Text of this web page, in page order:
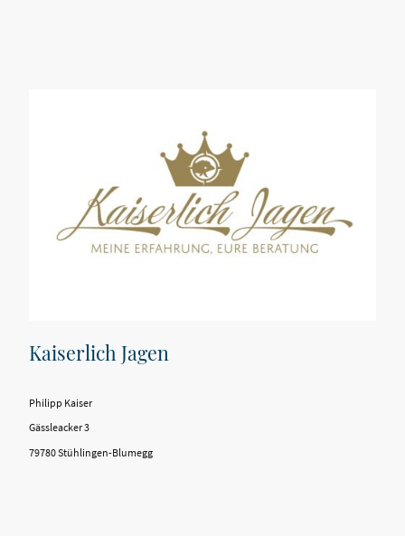
Kaiserlich Jagen
Philipp Kaiser
Gässleacker 3
79780 Stühlingen-Blumegg